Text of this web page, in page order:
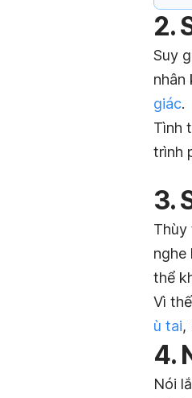
2.
Suy
nhân
giác.
Tình
trình
3.
Thùy
nghe
thể
Vì
ù tai,
4.
Nói